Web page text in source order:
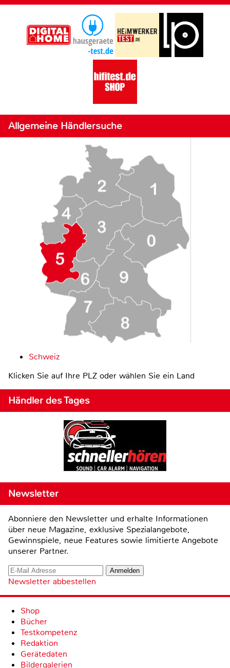
Allgemeine Händlersuche
Schweiz
Klicken Sie auf Ihre PLZ oder wählen Sie ein Land
Händler des Tages
Newsletter
Abonniere den Newsletter und erhalte Informationen
über neue Magazine, exklusive Spezialangebote,
Gewinnspiele, neue Features sowie limitierte Angebote
unserer Partner.
Newsletter abbestellen
Shop
Bücher
Testkompetenz
Redaktion
Gerätedaten
Bildergalerien